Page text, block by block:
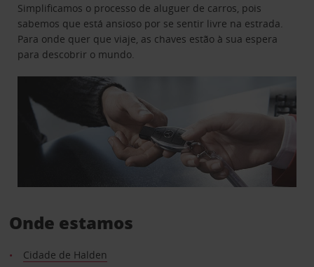
Simplificamos o processo de aluguer de carros, pois
sabemos que está ansioso por se sentir livre na estrada.
Para onde quer que viaje, as chaves estão à sua espera
para descobrir o mundo.
Onde estamos
Cidade de Halden